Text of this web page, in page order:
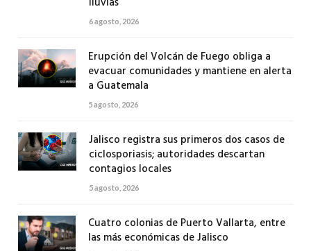
6 agosto, 2026
Erupción del Volcán de Fuego obliga a
evacuar comunidades y mantiene en alerta
a Guatemala
5 agosto, 2026
Jalisco registra sus primeros dos casos de
ciclosporiasis; autoridades descartan
contagios locales
5 agosto, 2026
Cuatro colonias de Puerto Vallarta, entre
las más económicas de Jalisco